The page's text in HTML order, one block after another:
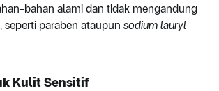
bahan alami dan tidak mengandung
seperti paraben ataupun sodium lauryl
Kulit Sensitif